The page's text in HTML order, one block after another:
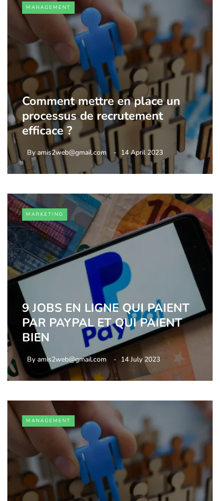
MANAGEMENT
Comment mettre en place un
processus de recrutement
efficace ?
By amis2web@gmail.com 14 April 2023
MARKETING
9 JOBS EN LIGNE QUI PAIENT
PAR PAYPAL ET QUI PAIENT
BIEN
By amis2web@gmail.com 14 July 2023
MANAGEMENT